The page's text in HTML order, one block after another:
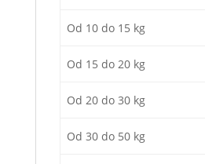
Od 10 do 15 kg
Od 15 do 20 kg
Od 20 do 30 kg
Od 30 do 50 kg